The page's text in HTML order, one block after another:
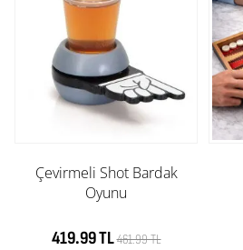
Çevirmeli Shot Bardak
Oyunu
419.99 TL461.99 TL